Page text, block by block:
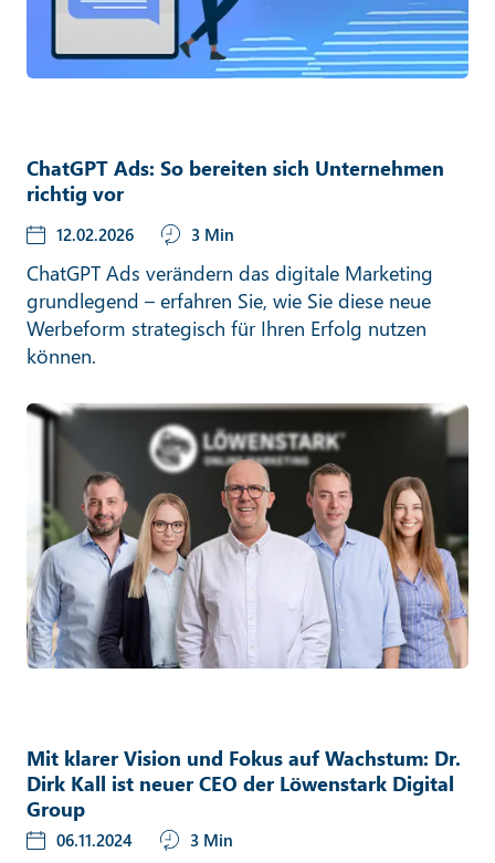
ChatGPT Ads: So bereiten sich Unternehmen
richtig vor
12.02.2026 3 Min
ChatGPT Ads verändern das digitale Marketing
grundlegend – erfahren Sie, wie Sie diese neue
Werbeform strategisch für Ihren Erfolg nutzen
können.
Mit klarer Vision und Fokus auf Wachstum: Dr.
Dirk Kall ist neuer CEO der Löwenstark Digital
Group
06.11.2024 3 Min